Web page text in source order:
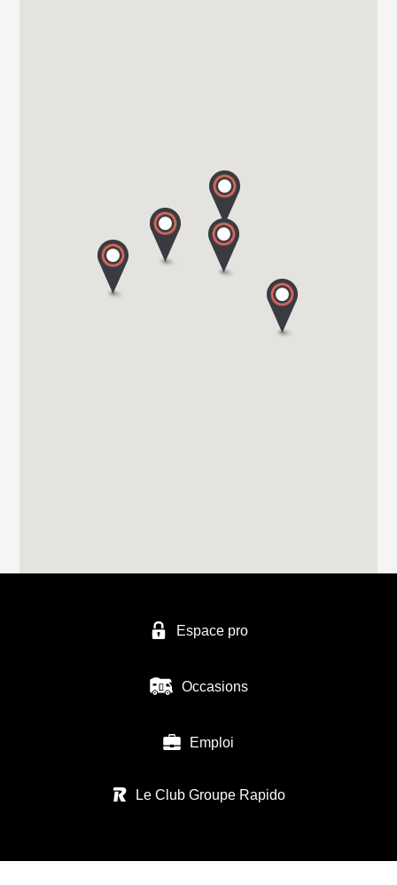
WEBSITE - VANOMOBIL BVBA LOKEREN - NE PAS
9160 LOKEREN
Espace pro
Occasions
Emploi
Le Club Groupe Rapido